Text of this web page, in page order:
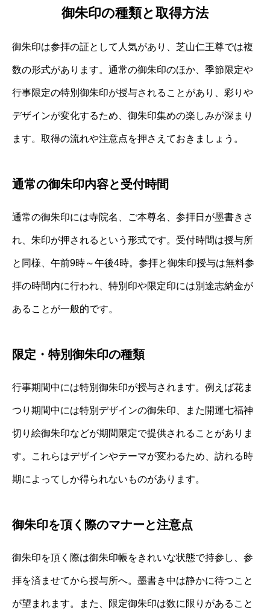
御朱印の種類と取得方法
御朱印は参拝の証として人気があり、芝山仁王尊では複
数の形式があります。通常の御朱印のほか、季節限定や
行事限定の特別御朱印が授与されることがあり、彩りや
デザインが変化するため、御朱印集めの楽しみが深まり
ます。取得の流れや注意点を押さえておきましょう。
通常の御朱印内容と受付時間
通常の御朱印には寺院名、ご本尊名、参拝日が墨書きさ
れ、朱印が押されるという形式です。受付時間は授与所
と同様、午前9時～午後4時。参拝と御朱印授与は無料参
拝の時間内に行われ、特別印や限定印には別途志納金が
あることが一般的です。
限定・特別御朱印の種類
行事期間中には特別御朱印が授与されます。例えば花ま
つり期間中には特別デザインの御朱印、また開運七福神
切り絵御朱印などが期間限定で提供されることがありま
す。これらはデザインやテーマが変わるため、訪れる時
期によってしか得られないものがあります。
御朱印を頂く際のマナーと注意点
御朱印を頂く際は御朱印帳をきれいな状態で持参し、参
拝を済ませてから授与所へ。墨書き中は静かに待つこと
が望まれます。また、限定御朱印は数に限りがあること